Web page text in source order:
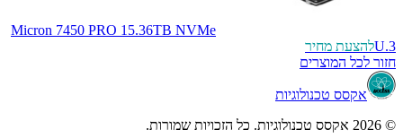
Micron 7450 PRO 15.36TB NVMe
U.3להצעת מחיר
חזור לכל המוצרים
אקסס טכנולוגיות
© 2026 אקסס טכנולוגיות. כל הזכויות שמורות.